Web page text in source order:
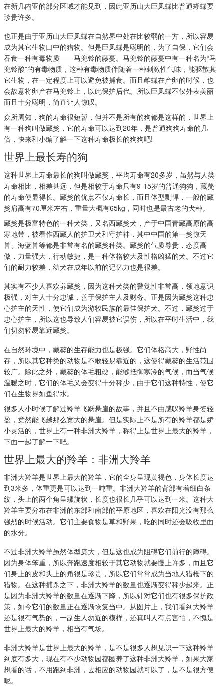
在新几内亚的部分区域才能见到，因此亚历山大巨凤蝶比普通蝴蝶要
珍贵许多。
也正是由于亚历山大巨凤蝶在自然界中处在比较弱的一方，所以容易
成为其它生物口中的猎物。但是巨凤蝶是聪明的，为了自保，它们会
吞食一种有毒物质——马兜铃的藤蔓。马兜铃的藤蔓中有一种名为“马
兜铃酸”的有毒物质，这种有毒物质伴随着一种刺激性气味，能驱散其
它生物，在一定程度上可以避免被捕食。而且雌蝶在产卵的时候，也
会故意将卵产在马兜铃上，以此保护后代。所以巨凤蝶不仅外表美丽
而且十分聪明，简直让人惊叹。
众所周知，狗的寿命很短暂，但并不是所有的狗都是这样的，世界上
有一种狗叫做藏獒，它的寿命可以达到20年，是普通狗狗寿命的几
倍，快来和小编了解一下这种寿命极长的狗狗吧!
世界上最长寿的狗
这种世界上寿命最长的狗叫做藏獒，平均寿命有20多岁，虽然与人类
寿命相比，相差甚远，但是相较于寿命只有9-15岁的普通狗狗，藏獒
的寿命便显得长。藏獒的优点不仅寿命长，而且体型剽悍，一般的藏
獒肩高有70厘米左右，重量大概有65kg，同时也是最古老的犬种。
藏獒是极富特色的一种犬类，又名西藏獒犬，产于中国青藏高原的高
寒地带，被看作西藏人的护卫犬和守护神，其中中国的第一獒惊天
兽、海蓝兽等都是非常有名的藏獒种类。藏獒的气质尊贵，态度高
傲，力量强大，行动敏捷，是一种体格较大及性格凶猛的犬。不过它
们的耐力较差，幼犬在成年以前的记忆力也是很差。
其实有不少人喜欢养藏獒，因为这种犬类的警觉性非常高，领地意识
极强，对主人十分忠诚，善于保护主人及财务。正是因为藏獒这种忠
心护主的天性，使它们成为游牧民族的最佳保护犬。不过，藏獒过于
忠心护主，所以这也导致人们容易被它误伤，所以在平时生活中，我
们切勿轻易靠近藏獒。
在自然环境中，藏獒的生存能力也是极强。它们体格高大，野性尚
存，所以其它种类的动物是不敢轻易靠近的，这使得藏獒的生活范围
较广。除此之外，藏獒的体毛粗硬，能够抵御寒冷的气候，而当气候
温暖之时，它们的体毛又会变得十分稀少，由于它们这种特性，使它
们在生物界如鱼得水。
很多人小时候了解过羚羊飞跃悬崖的故事，并且不由感叹羚羊身姿轻
盈，竟然能飞越那么宽大的悬崖。但是实际上不是所有的羚羊都是娇
小灵活的，世界上有一种非洲大羚羊，称得上是世界上最大的羚羊，
下面一起了解一下吧。
世界上最大的羚羊：非洲大羚羊
非洲大羚羊是世界上最大的羚羊，它的全身呈现黄褐色，身体长度达
到3米多，体重更是可以达到一吨重。非洲大羚羊的背部有着细白条
纹，头上的两个角呈螺旋状，长度也很长几乎可以达到一米。这种大
羚羊主要分布在非洲的东部和南部的平原地区，喜欢在阳光没有那么
强烈的时候活动。它们主要食物是草和野果，吃的同时还会吸收里面
的水分。
不过非洲大羚羊虽然体型庞大，但是这也成为阻碍它们前行的障碍。
因为身体笨重，所以奔跑速度相较于其它动物就要慢上许多，而且它
们身上的皮和头上的角很是珍贵，所以它们常常成为当地人猎枪下的
猎物。在这种捕杀之下，非洲大羚羊的数量也逐渐变得稀少起来。正
是因为非洲大羚羊的数量在逐渐下降，所以针对它们也有很多保护政
策，如今它们的数量正在逐渐恢复当中。从图片上，我们看到大羚羊
还是很有气势的，一副生人勿近的模样，还真叫人有点害怕，不愧是
世界上最大的羚羊，相当有气场。
非洲大羚羊是世界上最大的羚羊，是不是很多人想见识一下这种羚羊
到底有多大，现在有不少动物园都圈养了这种非洲大羚羊，如果大家
想看的话，不用跑到非洲，去相应的动物园就可以了，是不是很方便
呢。